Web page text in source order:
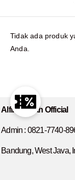
Tidak ada produk
Anda.
Alfihuraiyah Official
Admin : 0821-7740-
Bandung, West Java,